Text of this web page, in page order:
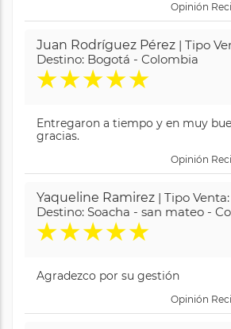
Opinión
Juan Rodríguez Pérez | Tipo
Destino: Bogotá - Colombia
★★★★★
Entregaron a tiempo y en muy
gracias.
Opinión
Yaqueline Ramirez | Tipo
Destino: Soacha - san mateo -
★★★★★
Agradezco por su gestión
Opinión